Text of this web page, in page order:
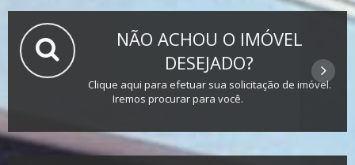
NÃO ACHOU O IMÓVEL
DESEJADO?
Clique aqui para efetuar sua solicitação de imóvel.
Iremos procurar para você.